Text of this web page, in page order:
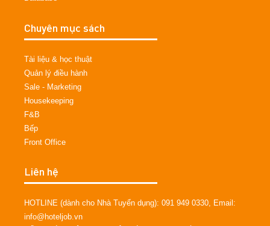
Chuyên mục sách
Tài liệu & học thuật
Quản lý điều hành
Sale - Marketing
Housekeeping
F&B
Bếp
Front Office
Liên hệ
HOTLINE (dành cho Nhà Tuyển dụng): 091 949 0330, Email:
info@hoteljob.vn